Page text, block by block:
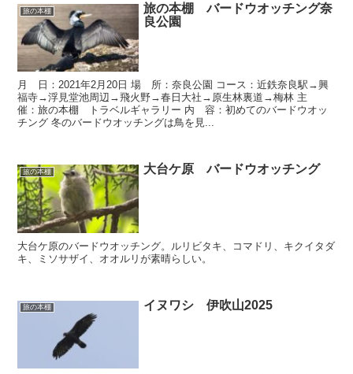
旅の本棚
旅の本棚 バードウオッチング奈
良公園
月 日：2021年2月20日 場 所：奈良公園 コース：近鉄奈良駅→興
福寺→浮見堂池周辺→飛火野→春日大社→原生林裏道→梅林 主
催：旅の本棚 トラベルギャラリー 内 容：初めてのバードウオッ
チング 冬のバードウオッチングは鳥を見...
旅の本棚 大台ケ原 バードウオッチング
大台ケ原のバードウオッチング。ルリビタキ、コマドリ、キクイタダ
キ、ミソサザイ、オオルリが素晴らしい。
旅の本棚 イヌワシ 伊吹山2025